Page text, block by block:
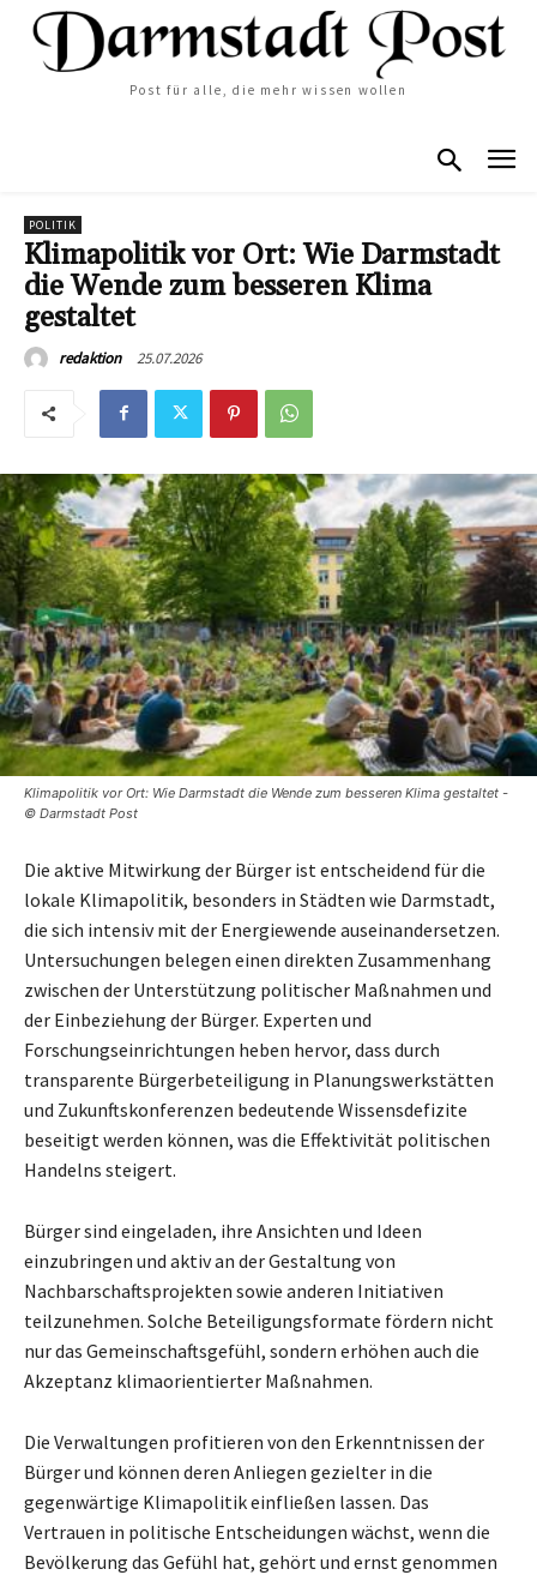
Post für alle, die mehr wissen wollen
POLITIK
Klimapolitik vor Ort: Wie Darmstadt
die Wende zum besseren Klima
gestaltet
redaktion 25.07.2026
Klimapolitik vor Ort: Wie Darmstadt die Wende zum besseren Klima gestaltet -
© Darmstadt Post
Die aktive Mitwirkung der Bürger ist entscheidend für die
lokale Klimapolitik, besonders in Städten wie Darmstadt,
die sich intensiv mit der Energiewende auseinandersetzen.
Untersuchungen belegen einen direkten Zusammenhang
zwischen der Unterstützung politischer Maßnahmen und
der Einbeziehung der Bürger. Experten und
Forschungseinrichtungen heben hervor, dass durch
transparente Bürgerbeteiligung in Planungswerkstätten
und Zukunftskonferenzen bedeutende Wissensdefizite
beseitigt werden können, was die Effektivität politischen
Handelns steigert.
Bürger sind eingeladen, ihre Ansichten und Ideen
einzubringen und aktiv an der Gestaltung von
Nachbarschaftsprojekten sowie anderen Initiativen
teilzunehmen. Solche Beteiligungsformate fördern nicht
nur das Gemeinschaftsgefühl, sondern erhöhen auch die
Akzeptanz klimaorientierter Maßnahmen.
Die Verwaltungen profitieren von den Erkenntnissen der
Bürger und können deren Anliegen gezielter in die
gegenwärtige Klimapolitik einfließen lassen. Das
Vertrauen in politische Entscheidungen wächst, wenn die
Bevölkerung das Gefühl hat, gehört und ernst genommen